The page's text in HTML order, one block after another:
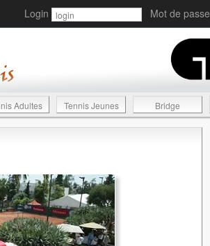
Login Mot de passe
Adultes Tennis Jeunes Bridge